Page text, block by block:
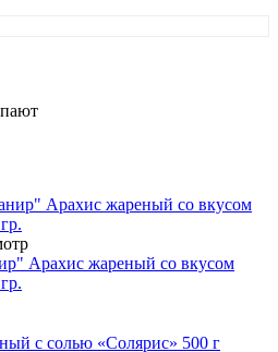
Арахис жареный со вкусом